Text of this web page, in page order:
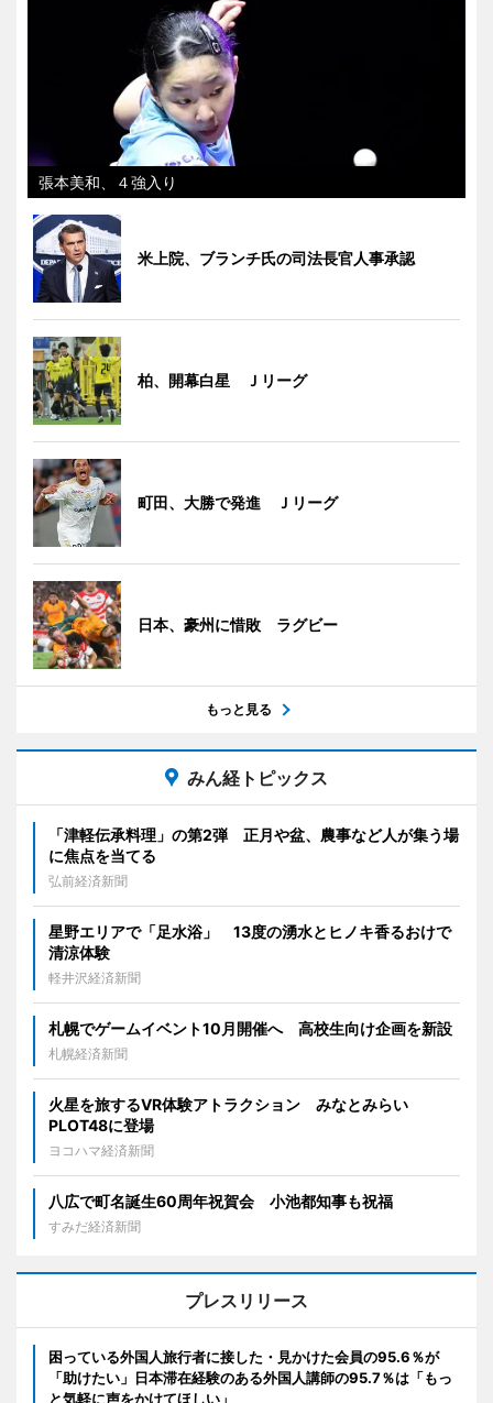
張本美和、４強入り
米上院、ブランチ氏の司法長官人事承認
柏、開幕白星 Ｊリーグ
町田、大勝で発進 Ｊリーグ
日本、豪州に惜敗 ラグビー
もっと見る
みん経トピックス
「津軽伝承料理」の第2弾 正月や盆、農事など人が集う場
に焦点を当てる
弘前経済新聞
星野エリアで「足水浴」 13度の湧水とヒノキ香るおけで
清涼体験
軽井沢経済新聞
札幌でゲームイベント10月開催へ 高校生向け企画を新設
札幌経済新聞
火星を旅するVR体験アトラクション みなとみらい
PLOT48に登場
ヨコハマ経済新聞
八広で町名誕生60周年祝賀会 小池都知事も祝福
すみだ経済新聞
プレスリリース
困っている外国人旅行者に接した・見かけた会員の95.6％が
「助けたい」日本滞在経験のある外国人講師の95.7％は「もっ
と気軽に声をかけてほしい」